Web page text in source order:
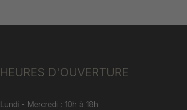
HEURES D'OUVERTURE
Lundi - Mercredi : 10h à 18h